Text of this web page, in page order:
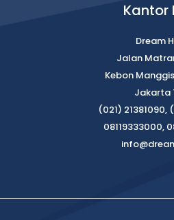
Kantor
Dream
Jalan
Kebon
Jakarta
(021) 21381090,
08119333000,